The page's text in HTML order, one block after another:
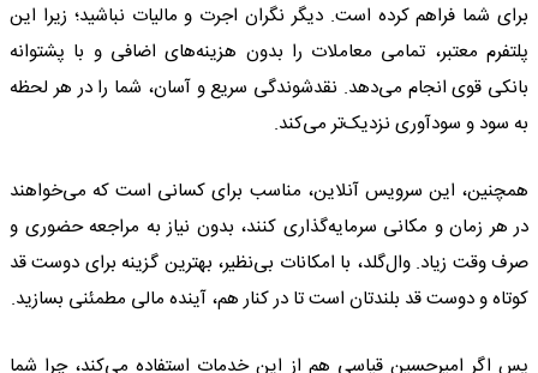
برای شما فراهم کرده است. دیگر نگران اجرت و مالیات نباشید؛ زیرا این
پلتفرم معتبر، تمامی معاملات را بدون هزینه‌های اضافی و با پشتوانه
بانکی قوی انجام می‌دهد. نقدشوندگی سریع و آسان، شما را در هر لحظه
به سود و سودآوری نزدیک‌تر می‌کند.
همچنین، این سرویس آنلاین، مناسب برای کسانی است که می‌خواهند
در هر زمان و مکانی سرمایه‌گذاری کنند، بدون نیاز به مراجعه حضوری و
صرف وقت زیاد. وال‌گلد، با امکانات بی‌نظیر، بهترین گزینه برای دوست قد
کوتاه و دوست قد بلندتان است تا در کنار هم، آینده مالی مطمئنی بسازید.
پس اگر امیرحسین قیاسی هم از این خدمات استفاده می‌کند، چرا شما